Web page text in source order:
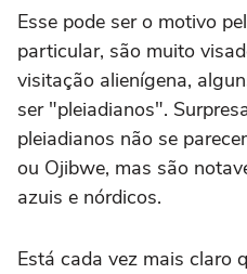
Esse pode ser o motivo
particular, são muito
visitação alienígena,
ser "pleiadianos".
pleiadianos não se
ou Ojibwe, mas são
azuis e nórdicos.
Está cada vez mais claro